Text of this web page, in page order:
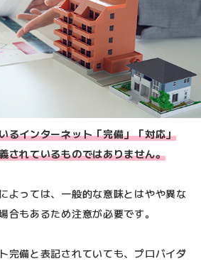
るインターネット「完備」「対応」
されているものではありません。
よっては、一般的な意味とはやや異な
合もあるため注意が必要です。
完備と表記されていても、プロバイダ